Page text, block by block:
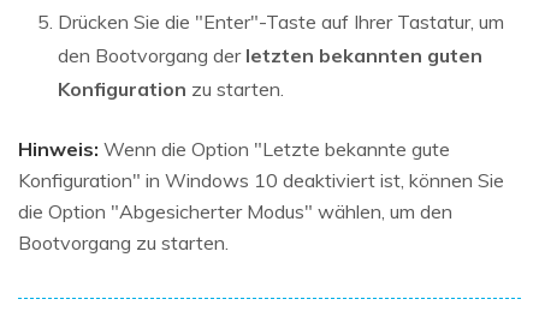
Drücken Sie die "Enter"-Taste auf Ihrer Tastatur, um
den Bootvorgang der letzten bekannten guten
Konfiguration zu starten.
Hinweis: Wenn die Option "Letzte bekannte gute
Konfiguration" in Windows 10 deaktiviert ist, können Sie
die Option "Abgesicherter Modus" wählen, um den
Bootvorgang zu starten.